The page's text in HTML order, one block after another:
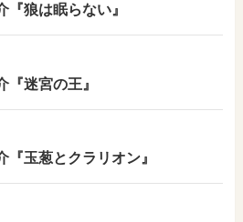
狼は眠らない』
迷宮の王』
玉葱とクラリオン』